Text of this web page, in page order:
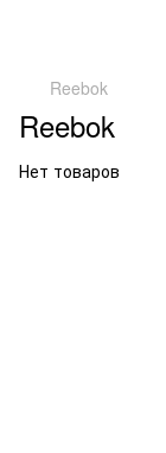
Reebok
Reebok
Нет товаров